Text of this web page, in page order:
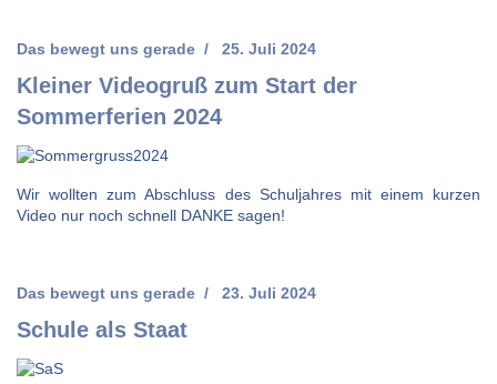
Kleiner Videogruß zum Start der
Sommerferien 2024
Das bewegt uns gerade 25. Juli 2024
Wir wollten zum Abschluss des Schuljahres mit einem kurzen
Video nur noch schnell DANKE sagen!
Schule als Staat
Das bewegt uns gerade 23. Juli 2024